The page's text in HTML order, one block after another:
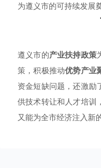
为遵义市的可持续发展
遵义市的产业扶持政策
策，积极推动优势产业
资金短缺问题，还激励
供技术转让和人才培训
又能为全市经济注入新